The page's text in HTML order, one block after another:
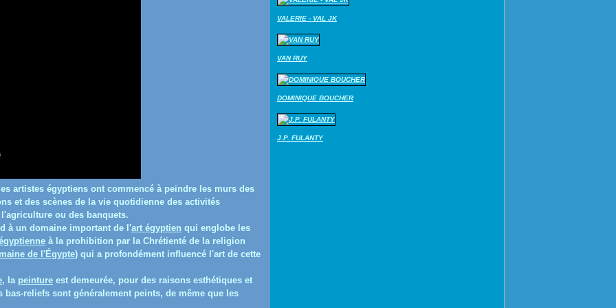
artistes égyptiens ont commencé à peindre les murs des
et des scènes de la vie quotidienne des activités
ou des banquets.
à un domaine important de l'art égyptien qui englobe les
à la prohibition par la Chrétienté de la religion
de l'Égypte) qui a profondément influencé l'art de cette
, la peinture est demeurée, pour des raisons esthétiques et
bas-reliefs sont généralement peints, de même que les
VALERIE - VAL JK
VAN RUY
DOMINIQUE BOUCHER
J.P. FULANTY